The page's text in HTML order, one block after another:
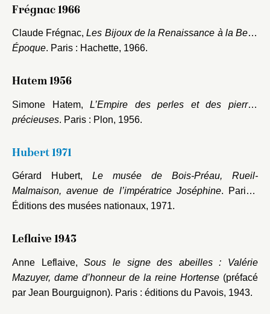
Frégnac 1966
Claude Frégnac,Les Bijoux de la Renaissance à la Belle
Époque. Paris : Hachette, 1966.
Hatem 1956
Simone Hatem,L’Empire des perles et des pierres
précieuses. Paris : Plon, 1956.
Hubert 1971
Gérard Hubert, Le musée de Bois-Préau, Rueil-
Malmaison, avenue de l’impératrice Joséphine. Paris :
Éditions des musées nationaux, 1971.
Leflaive 1943
Anne Leflaive,Sous le signe des abeilles : Valérie
Mazuyer, dame d’honneur de la reine Hortense (préfacé
par Jean Bourguignon). Paris : éditions du Pavois, 1943.